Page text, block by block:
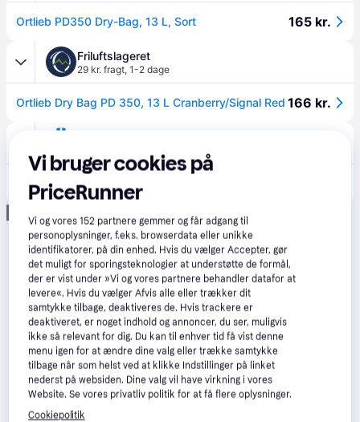
Ortlieb PD350 Dry-Bag, 13 L, Sort 165 kr.
Friluftslageret
29 kr. fragt, 1-2 dage
Ortlieb Dry Bag PD 350, 13 L Cranberry/Signal Red 166 kr.
Vi bruger cookies på
PriceRunner
Vi og vores152 partnere gemmer og får adgang til
personoplysninger, f.eks. browserdata eller unikke
identifikatorer, på din enhed. Hvis du vælger Accepter, gør
det muligt for sporingsteknologier at understøtte de formål,
der er vist under »Vi og vores partnere behandler datafor at
levere«. Hvis du vælger Afvis alle eller trækker dit
samtykke tilbage, deaktiveres de. Hvis trackere er
deaktiveret, er noget indhold og annoncer, du ser, muligvis
ikke så relevant for dig. Du kan til enhver tid få vist denne
menu igen for at ændre dine valg eller trække samtykke
tilbage når som helst ved at klikke Indstillinger på linket
nederst på websiden. Dine valg vil have virkning i vores
Website. Se vores privatliv politik for at få flere oplysninger.
Cookiepolitik